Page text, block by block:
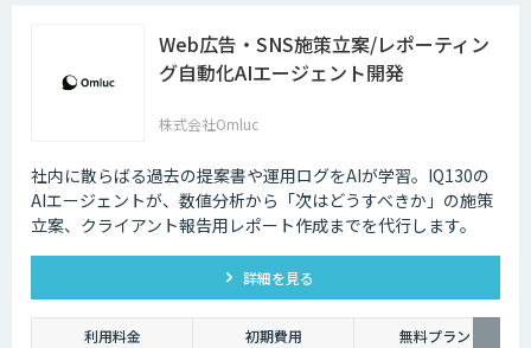
Web広告・SNS施策立案/レポーティン
グ自動化AIエージェント開発
株式会社Omluc
社内に散らばる過去の提案書や運用ログをAIが学習。IQ130の
AIエージェントが、数値分析から「次はどうすべきか」の施策
立案、クライアント報告用レポート作成までを代行します。
詳細を見る
利用料金 初期費用
無料プラン